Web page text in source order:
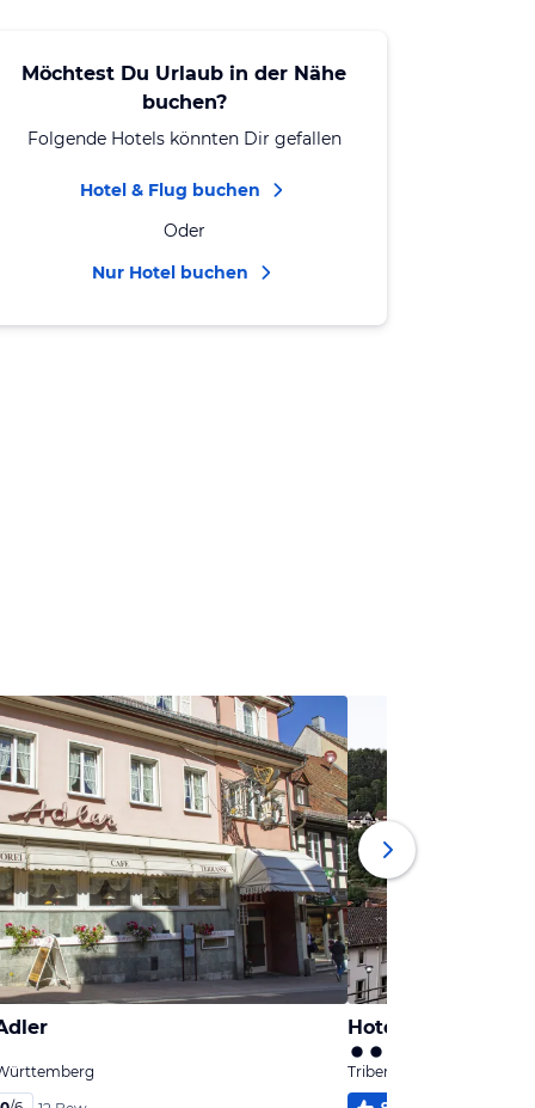
Möchtest Du Urlaub in der Nähe
buchen?
Folgende Hotels könnten Dir gefallen
Hotel & Flug buchen
Oder
Nur Hotel buchen
Hotel Ketterer
Triberg, Baden-